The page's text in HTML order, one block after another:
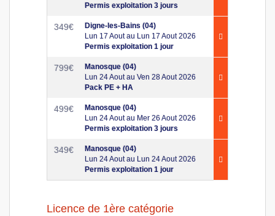
Permis exploitation 3 jours
349€
Digne-les-Bains (04)
Lun 17 Aout au Lun 17 Aout 2026
Permis exploitation 1 jour
799€
Manosque (04)
Lun 24 Aout au Ven 28 Aout 2026
Pack PE + HA
499€
Manosque (04)
Lun 24 Aout au Mer 26 Aout 2026
Permis exploitation 3 jours
349€
Manosque (04)
Lun 24 Aout au Lun 24 Aout 2026
Permis exploitation 1 jour
Licence de 1ère catégorie